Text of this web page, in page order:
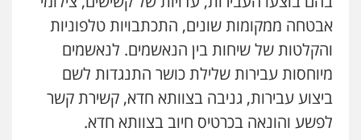
עו"ד עמית רוזנצויג
משפט פלילי דיני תעבורה
0532700200
עו"ד אור בן שאנן
פלילי מעצרים וחקירות
אבטחה ממקומות שונים, התכתבויות טלפוניות
והקלטות של שיחות בין הנאשמים. לנאשמים
מיוחסות עבירות שלילת כושר התנגדות לשם
ביצוע עבירות, גניבה בצוותא חדא, קשירת קשר
לפשע והונאה בכרטיס חיוב בצוותא חדא.